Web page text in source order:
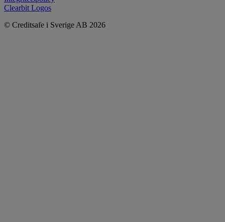
Clearbit Logos
© Creditsafe i Sverige AB 2026